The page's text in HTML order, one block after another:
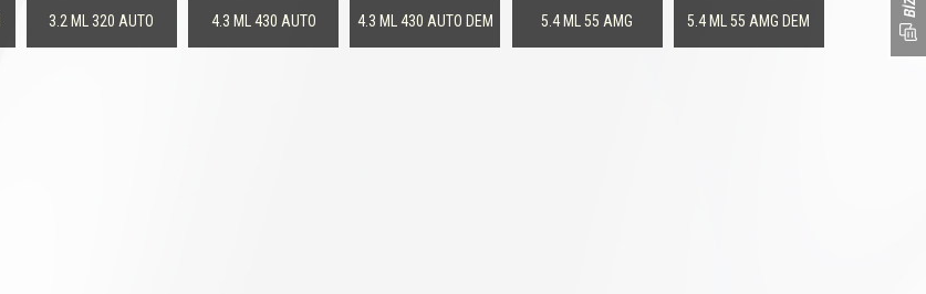
3.2 ML 320 AUTO 4.3 ML 430 AUTO 4.3 ML 430 AUTO DEM 5.4 ML 55 AMG 5.4 ML 55 AMG DEM